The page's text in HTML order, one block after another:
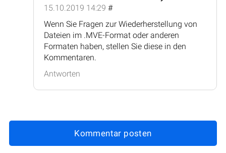
15.10.2019 14:29 #
Wenn Sie Fragen zur Wiederherstellung von
Dateien im .MVE-Format oder anderen
Formaten haben, stellen Sie diese in den
Kommentaren.
Antworten
Kommentar posten